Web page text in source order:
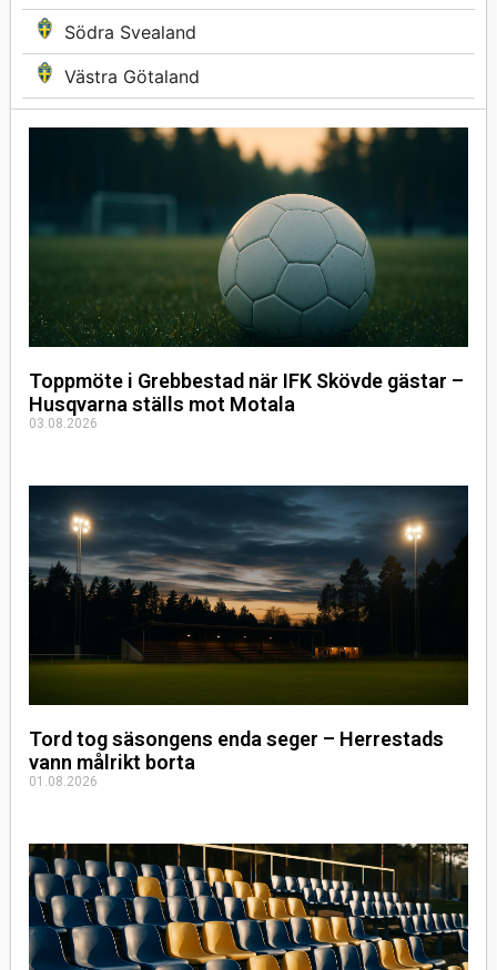
Södra Svealand
Västra Götaland
Toppmöte i Grebbestad när IFK Skövde gästar –
Husqvarna ställs mot Motala
03.08.2026
Tord tog säsongens enda seger – Herrestads
vann målrikt borta
01.08.2026